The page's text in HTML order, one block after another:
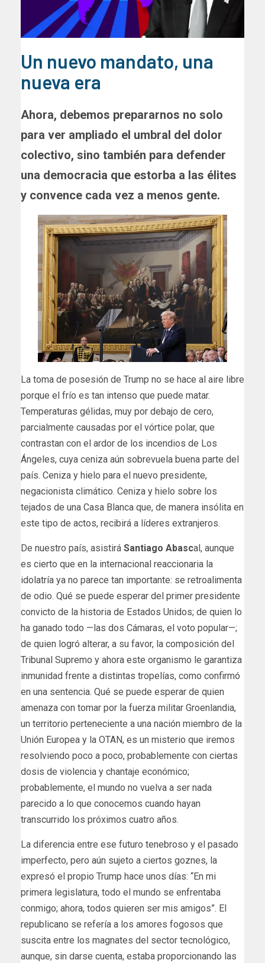
Un nuevo mandato, una
nueva era
Ahora, debemos prepararnos no solo
para ver ampliado el umbral del dolor
colectivo, sino también para defender
una democracia que estorba a las élites
y convence cada vez a menos gente.
La toma de posesión de Trump no se hace al aire libre
porque el frío es tan intenso que puede matar.
Temperaturas gélidas, muy por debajo de cero,
parcialmente causadas por el vórtice polar, que
contrastan con el ardor de los incendios de Los
Ángeles, cuya ceniza aún sobrevuela buena parte del
país. Ceniza y hielo para el nuevo presidente,
negacionista climático. Ceniza y hielo sobre los
tejados de una Casa Blanca que, de manera insólita en
este tipo de actos, recibirá a líderes extranjeros.
De nuestro país, asistirá Santiago Abascal, aunque
es cierto que en la internacional reaccionaria la
idolatría ya no parece tan importante: se retroalimenta
de odio. Qué se puede esperar del primer presidente
convicto de la historia de Estados Unidos; de quien lo
ha ganado todo —las dos Cámaras, el voto popular—;
de quien logró alterar, a su favor, la composición del
Tribunal Supremo y ahora este organismo le garantiza
inmunidad frente a distintas tropelías, como confirmó
en una sentencia. Qué se puede esperar de quien
amenaza con tomar por la fuerza militar Groenlandia,
un territorio perteneciente a una nación miembro de la
Unión Europea y la OTAN, es un misterio que iremos
resolviendo poco a poco, probablemente con ciertas
dosis de violencia y chantaje económico;
probablemente, el mundo no vuelva a ser nada
parecido a lo que conocemos cuando hayan
transcurrido los próximos cuatro años.
La diferencia entre ese futuro tenebroso y el pasado
imperfecto, pero aún sujeto a ciertos goznes, la
expresó el propio Trump hace unos días: “En mi
primera legislatura, todo el mundo se enfrentaba
conmigo; ahora, todos quieren ser mis amigos”. El
republicano se refería a los amores fogosos que
suscita entre los magnates del sector tecnológico,
aunque, sin darse cuenta, estaba proporcionando las